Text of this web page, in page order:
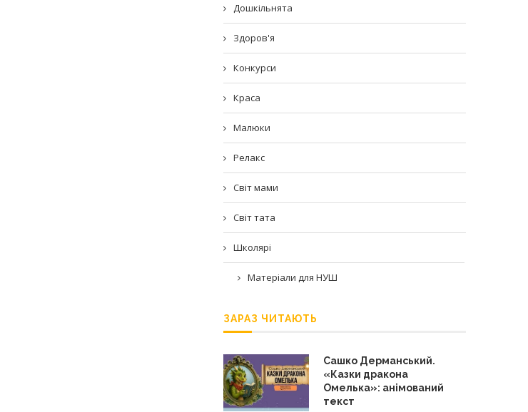
Дошкільнята
Здоров'я
Конкурси
Краса
Малюки
Релакс
Світ мами
Світ тата
Школярі
Матеріали для НУШ
ЗАРАЗ ЧИТАЮТЬ
Сашко Дерманський.
«Казки дракона
Омелька»: анімований
текст